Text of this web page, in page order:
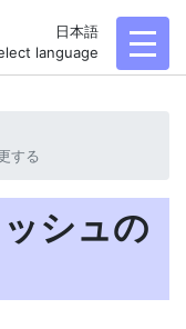
日本語
language
する
シュの